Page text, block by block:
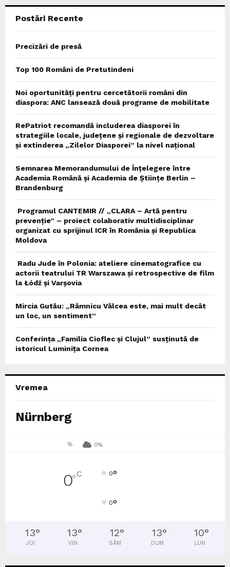
Postări Recente
Precizări de presă
Top 100 Români de Pretutindeni
Noi oportunități pentru cercetătorii români din
diaspora: ANC lansează două programe de mobilitate
RePatriot recomandă includerea diasporei în
strategiile locale, județene și regionale de dezvoltare
și extinderea „Zilelor Diasporei” la nivel național
Semnarea Memorandumului de Înțelegere între
Academia Română și Academia de Științe Berlin –
Brandenburg
Programul CANTEMIR // „CLARA – Artă pentru
prevenție” – proiect colaborativ multidisciplinar
organizat cu sprijinul ICR în România și Republica
Moldova
Radu Jude în Polonia: ateliere cinematografice cu
actorii teatrului TR Warszawa și retrospective de film
la Łódź și Varșovia
Mircia Gutău: „Râmnicu Vâlcea este, mai mult decât
un loc, un sentiment”
Conferința „Familia Cioflec și Clujul” susținută de
istoricul Luminița Cornea
Vremea
Nürnberg
% 0%
0°C 0°
0°
13°
JOI
13°
VIN
12°
SÂM
13°
DUM
10°
LUN